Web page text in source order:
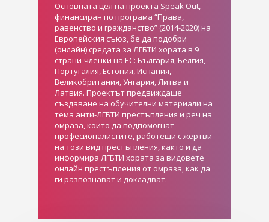
Основната цел на проекта Speak Out,
финансиран по програма “Права,
равенство и гражданство” (2014-2020) на
Европейския съюз, бе да подобри
(онлайн) средата за ЛГБТИ хората в 9
страни-членки на ЕС: България, Белгия,
Португалия, Естония, Испания,
Великобритания, Унгария, Литва и
Латвия. Проектът предвиждаше
създаване на обучителни материали на
тема анти-ЛГБТИ престъпления и реч на
омраза, които да подпомогнат
професионалистите, работещи с жертви
на този вид престъпления, както и да
информира ЛГБТИ хората за видовете
онлайн престъпления от омраза, как да
ги разпознават и докладват.